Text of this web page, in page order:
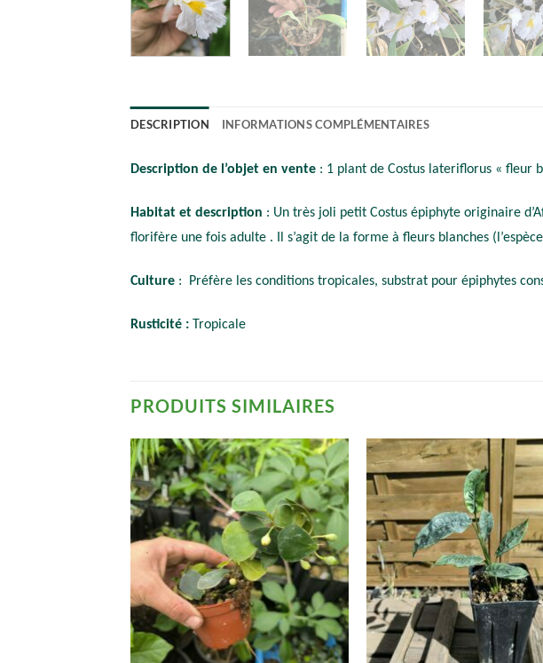
DESCRIPTION INFORMATIONS COMPLÉMENTAIRES
Description de l’objet en vente : 1 plant de Costus lateriflorus « fleur
Habitat et description : Un très joli petit Costus épiphyte originaire
florifère une fois adulte . Il s’agit de la forme à fleurs blanches
Culture : Préfère les conditions tropicales, substrat pour épiphytes
Rusticité : Tropicale
PRODUITS SIMILAIRES